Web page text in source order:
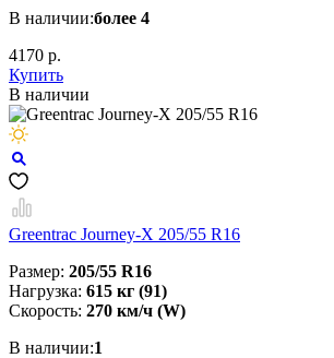
В наличии:более 4
4170 р.
Купить
В наличии
Greentrac Journey-X 205/55 R16
Размер: 205/55 R16
Нагрузка: 615 кг (91)
Скорость: 270 км/ч (W)
В наличии:1